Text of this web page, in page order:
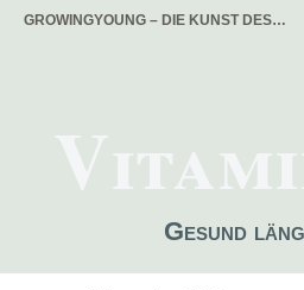
GROWINGYOUNG – DIE KUNST DES…
Gesund